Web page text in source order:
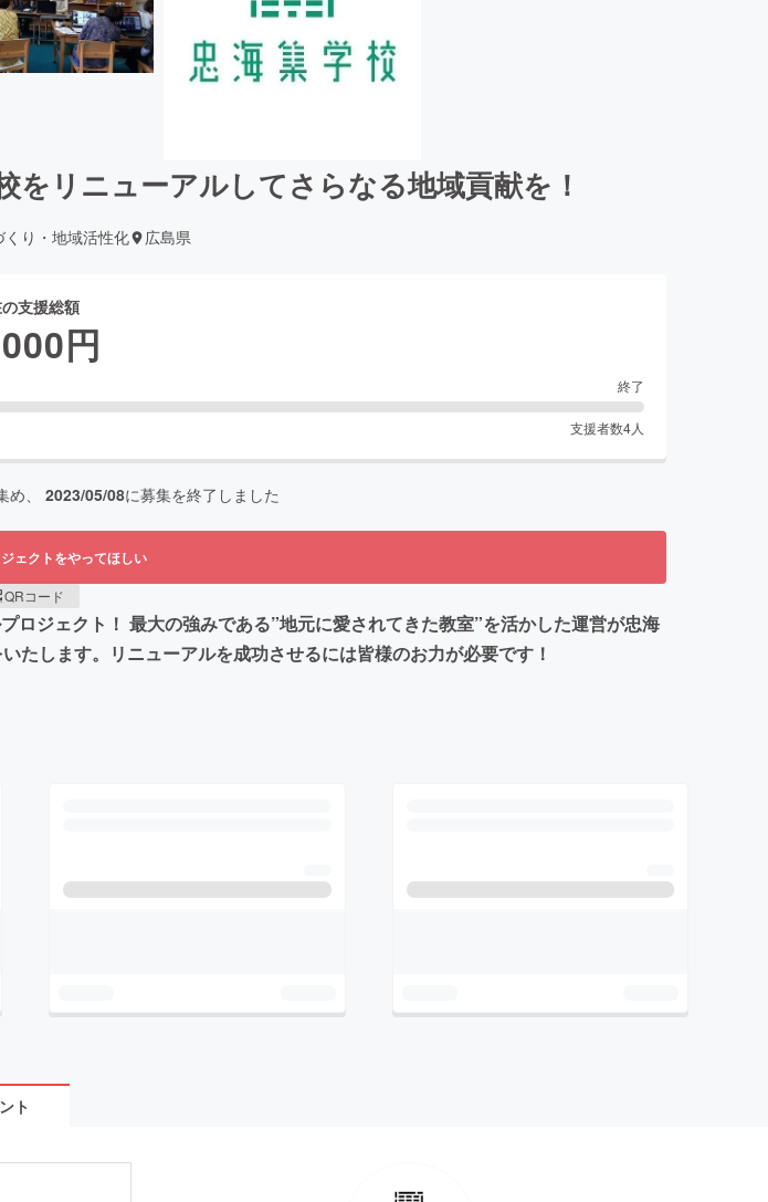
をリニューアルしてさらなる地域貢献を！
くり・地域活性化 広島県
支援総額
円
終了
支援者数4人
め、 2023/05/08に募集を終了しました
ェクトをやってほしい
QRコード
ジェクト！ 最大の強みである”地元に愛されてきた教室”を活かした運営が忠海
たします。リニューアルを成功させるには皆様のお力が必要です！
ト